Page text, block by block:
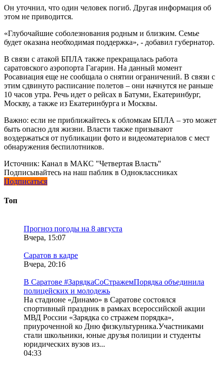
Он уточнил, что один человек погиб. Другая информация об
этом не приводится.
«Глубочайшие соболезнования родным и близким. Семье
будет оказана необходимая поддержка», - добавил губернатор.
В связи с атакой БПЛА также прекращалась работа
саратовского аэропорта Гагарин. На данный момент
Росавиация еще не сообщала о снятии ограничений. В связи с
этим сдвинуто расписание полетов – они начнутся не раньше
10 часов утра. Речь идет о рейсах в Батуми, Екатеринбург,
Москву, а также из Екатеринбурга и Москвы.
Важно: если не приближайтесь к обломкам БПЛА – это может
быть опасно для жизни. Власти также призывают
воздержаться от публикации фото и видеоматериалов с мест
обнаружения беспилотников.
Источник: Канал в МАКС "Четвертая Власть"
Подписывайтесь на наш паблик в Одноклассниках
Подписаться
Топ
Прогноз погоды на 8 августа
Вчера, 15:07
Саратов в кадре
Вчера, 20:16
В Саратове #ЗарядкаСоСтражемПорядка объединила
полицейских и молодежь
На стадионе «Динамо» в Саратове состоялся
спортивный праздник в рамках всероссийской акции
МВД России «Зарядка со стражем порядка»,
приуроченной ко Дню физкультурника.Участниками
стали школьники, юные друзья полиции и студенты
юридических вузов из...
04:33